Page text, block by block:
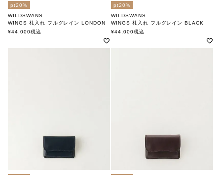
pt20%
WILDSWANS
WINGS 札入れ フルグレイン LONDON
ワイルドスワンズ
¥44,000税込
pt20%
WILDSWANS
WINGS 札入れ フルグレイン BLACK
ワイルドスワンズ
¥44,000税込